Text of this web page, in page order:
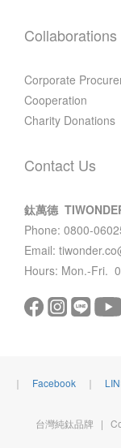
Collaborations
Corporate
Cooperation
Charity Donations
Contact Us
鈦萬德
Phone: 0800-
Email:
Hours: Mon.-Fri.
｜ Facebook｜
台灣純鈦品牌 |